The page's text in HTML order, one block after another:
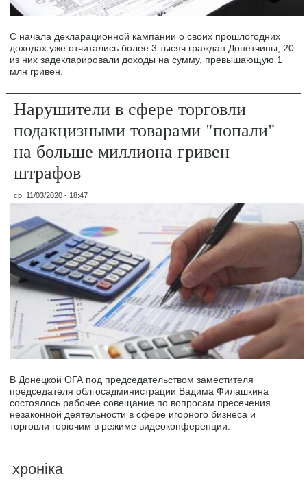
С начала декларационной кампании о своих прошлогодних
доходах уже отчитались более 3 тысяч граждан Донетчины, 20
из них задекларировали доходы на сумму, превышающую 1
млн гривен.
Нарушители в сфере торговли
подакцизными товарами "попали"
на больше миллиона гривен
штрафов
ср, 11/03/2020 - 18:47
В Донецкой ОГА под председательством заместителя
председателя облгосадминистрации Вадима Филашкина
состоялось рабочее совещание по вопросам пресечения
незаконной деятельности в сфере игорного бизнеса и
торговли горючим в режиме видеоконференции.
хроніка